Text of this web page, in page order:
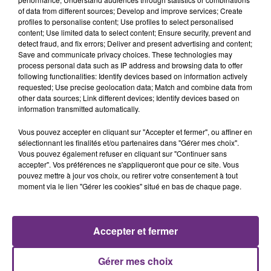
FIL D'ACTUS
LA CENTRALE NUCLÉAIRE DE CHOOZ
TOUJOURS À L'ARRÊT
Cela fait déjà une semaine que la centrale
of data from different sources; Develop and improve services; Create
profiles to personalise content; Use profiles to select personalised
content; Use limited data to select content; Ensure security, prevent and
detect fraud, and fix errors; Deliver and present advertising and content;
Save and communicate privacy choices. These technologies may
process personal data such as IP address and browsing data to offer
following functionalities: Identify devices based on information actively
requested; Use precise geolocation data; Match and combine data from
other data sources; Link different devices; Identify devices based on
information transmitted automatically.
Vous pouvez accepter en cliquant sur "Accepter et fermer", ou affiner en
sélectionnant les finalités et/ou partenaires dans "Gérer mes choix".
Vous pouvez également refuser en cliquant sur "Continuer sans
accepter". Vos préférences ne s'appliqueront que pour ce site. Vous
pouvez mettre à jour vos choix, ou retirer votre consentement à tout
moment via le lien "Gérer les cookies" situé en bas de chaque page.
Gérer mes choix
Accepter et fermer